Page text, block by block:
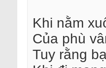
Khi nằm
Của phù
Tuy rằng